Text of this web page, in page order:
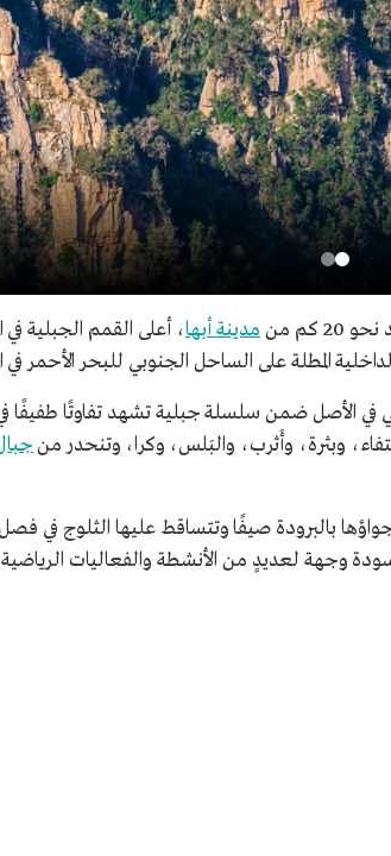
كم من مدينة أبها، أعلى القمم الجبلية
بالبرودة صيفًا وتتساقط عليها الثلوج في فصل
وجهة لعديدٍ من الأنشطة والفعاليات